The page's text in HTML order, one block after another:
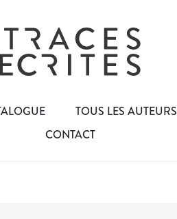
TOUS LES AUTEURS
CONTACT